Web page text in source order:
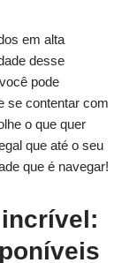
em alta
desse
pode
se contentar com
o que quer
que até o seu
que é navegar!